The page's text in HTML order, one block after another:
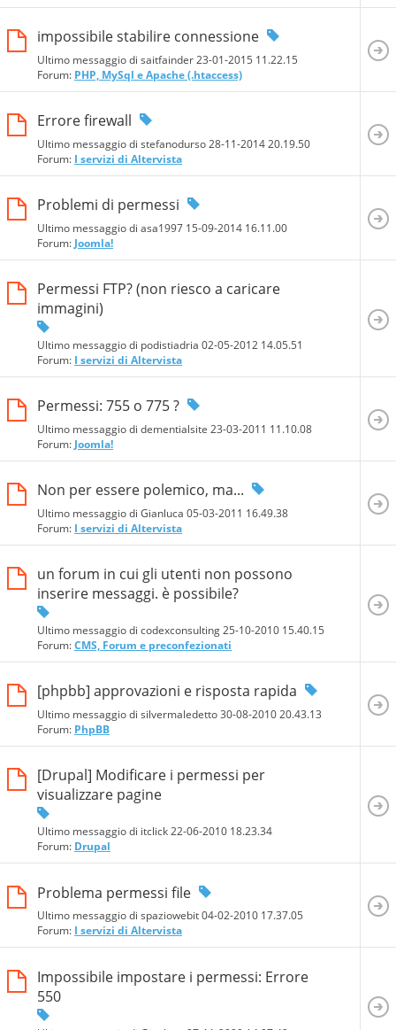
impossibile stabilire connessione
Ultimo messaggio di saitfainder 23-01-2015 11.22.15
Forum: PHP, MySql e Apache (.htaccess)
Errore firewall
Ultimo messaggio di stefanodurso 28-11-201420.19.50
Forum: I servizi di Altervista
Problemi di permessi
Ultimo messaggio di asa1997 15-09-2014 16.11.00
Forum: Joomla!
Permessi FTP? (non riesco a caricare
immagini)
Ultimo messaggio di podistiadria 02-05-2012 14.05.51
Forum: I servizi di Altervista
Permessi: 755 o 775 ?
Ultimo messaggio di dementialsite 23-03-2011 11.10.08
Forum: Joomla!
Non per essere polemico, ma...
Ultimo messaggio di Gianluca 05-03-2011 16.49.38
Forum: I servizi di Altervista
un forum in cui gli utenti non possono
inserire messaggi. è possibile?
Ultimo messaggio di codexconsulting 25-10-2010 15.40.15
Forum:CMS, Forum e preconfezionati
[phpbb] approvazioni e risposta rapida
Ultimo messaggio di silvermaledetto 30-08-201020.43.13
Forum: PhpBB
[Drupal] Modificare i permessi per
visualizzare pagine
Ultimo messaggio di itclick 22-06-2010 18.23.34
Forum: Drupal
Problema permessi file
Ultimo messaggio di spaziowebit 04-02-2010 17.37.05
Forum: I servizi di Altervista
Impossibile impostare i permessi: Errore
550